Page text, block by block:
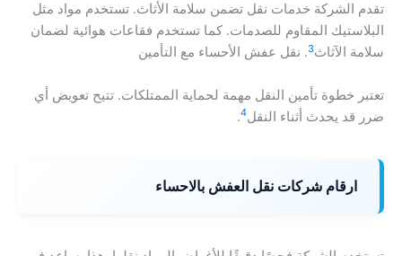
تقدم الشركة خدمات نقل تضمن سلامة الأثاث. تستخدم مواد مثل
البلاستيك المقاوم للصدمات. كما تستخدم فقاعات هوائية لضمان
سلامة الآثاث3. نقل عفش الأحساء مع التأمين
تعتبر خطوة تأمين النقل مهمة لحماية الممتلكات. تتيح تعويض أي
ضرر قد يحدث أثناء النقل4
.
ارقام شركات نقل العفش بالاحساء